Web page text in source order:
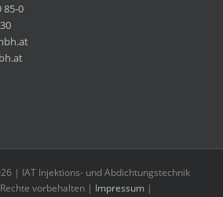
85-0
| IAT Injektions- und Abdichtungstechnik
vorbehalten | Impressum|